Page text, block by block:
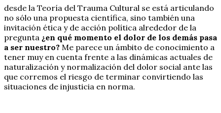
desde la Teoría del Trauma Cultural se está articulando
no sólo una propuesta científica, sino también una
invitación ética y de acción política alrededor de la
pregunta ¿en qué momento el dolor de los demás pasa
a ser nuestro? Me parece un ámbito de conocimiento a
tener muy en cuenta frente a las dinámicas actuales de
naturalización y normalización del dolor social ante las
que corremos el riesgo de terminar convirtiendo las
situaciones de injusticia en norma.